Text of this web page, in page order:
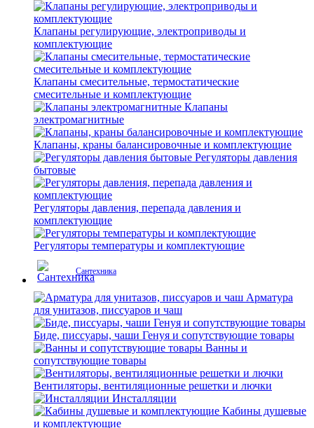
Клапаны регулирующие, электроприводы и
комплектующие
Клапаны смесительные, термостатические
смесительные и комплектующие
Клапаны
электромагнитные
Клапаны, краны балансировочные и комплектующие
Регуляторы давления
бытовые
Регуляторы давления, перепада давления и
комплектующие
Регуляторы температуры и комплектующие
Сантехника
Арматура
для унитазов, писсуаров и чаш
Биде, писсуары, чаши Генуя и сопутствующие товары
Ванны и
сопутствующие товары
Вентиляторы, вентиляционные решетки и лючки
Инсталляции
Кабины душевые
и комплектующие